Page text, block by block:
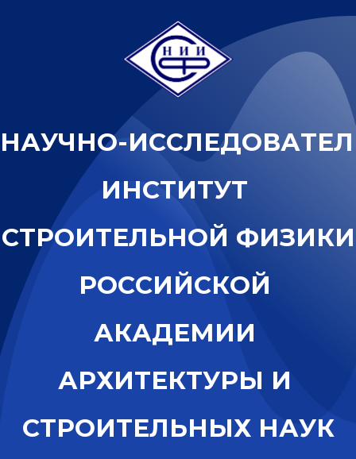
НАУЧНО-ИССЛЕДОВАТЕЛ
ИНСТИТУТ
СТРОИТЕЛЬНОЙ ФИЗИКИ
РОССИЙСКОЙ
АКАДЕМИИ
АРХИТЕКТУРЫ И
СТРОИТЕЛЬНЫХ НАУК